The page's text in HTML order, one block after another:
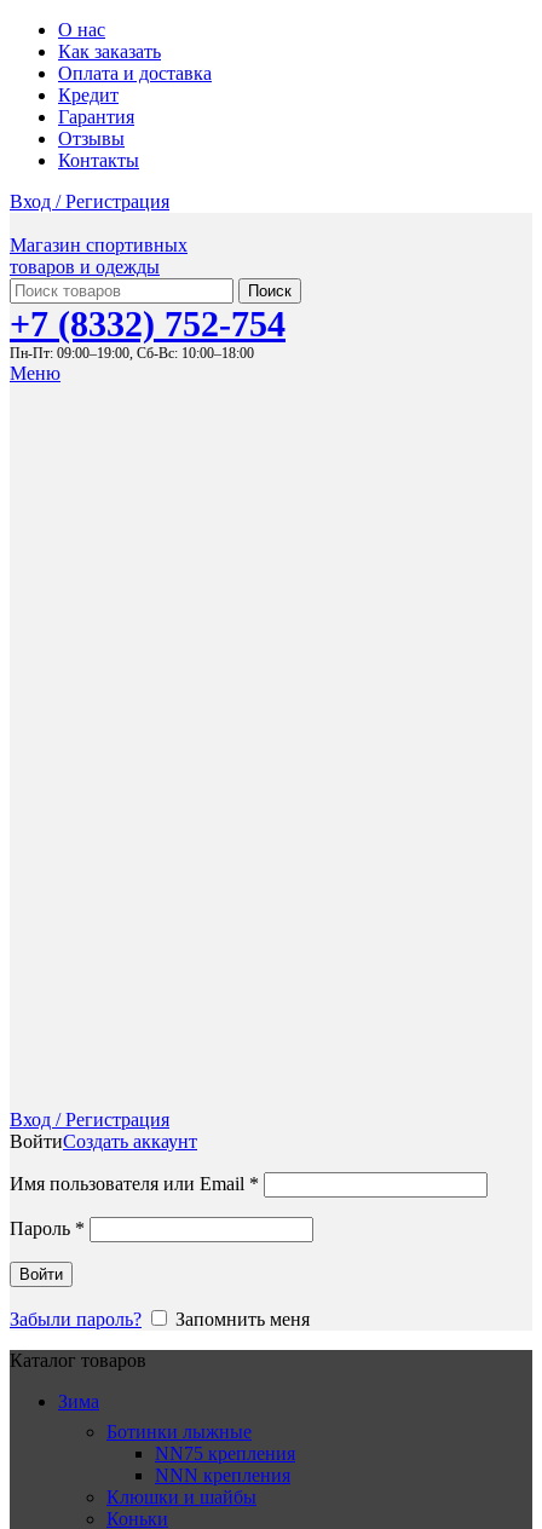
О нас
Как заказать
Оплата и доставка
Кредит
Гарантия
Отзывы
Контакты
Вход / Регистрация
Магазин спортивных
товаров и одежды
Поиск
+7 (8332) 752-754
Пн-Пт: 09:00–19:00, Сб-Вс: 10:00–18:00
Меню
Вход / Регистрация
ВойтиСоздать аккаунт
Имя пользователя или Email *
Пароль *
Войти
Забыли пароль?
Запомнить меня
Каталог товаров
Зима
Ботинки лыжные
NN75 крепления
NNN крепления
Клюшки и шайбы
Коньки